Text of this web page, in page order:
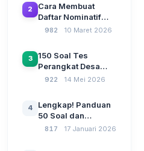
CAT Berbasis UU
Desa No. 3 Tahun
2024
2
Cara Membuat
Daftar Nominatif
Siltap di Aplikasi
SPP Pencairan
Dana Desa
982 10 Maret 2026
3
150 Soal Tes
Perangkat Desa
2026: Administrasi
Kebangsaan, dan
Komputer Beserta
Jawaban Paling
922 14 Mei 2026
4
Lengkap! Panduan
50 Soal dan
Jawaban Tes
817 17 Januari 2026